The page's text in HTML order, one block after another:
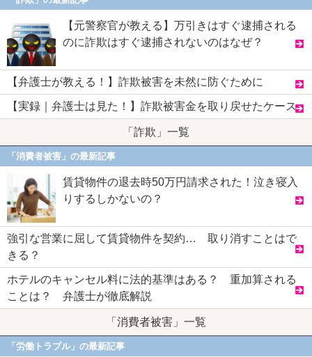
【元警察官が教える】万引きはすぐ逮捕される
のに詐欺はすぐ逮捕されないのはなぜ？
【弁護士が教える！】詐欺被害を未然に防ぐために
【実録｜弁護士は見た！】詐欺被害金を取り戻せたケース
「詐欺」一覧
「消費者被害」の最新記事
賃貸物件の退去時50万円請求された！泣き寝入
りするしかないの？
強引な営業に屈して賃貸物件を契約… 取り消すことはで
きる？
ホテルのキャンセル料に法的基準はある？ 重加算される
ことは？ 弁護士が徹底解説
「消費者被害」一覧
「労働トラブル」の最新記事